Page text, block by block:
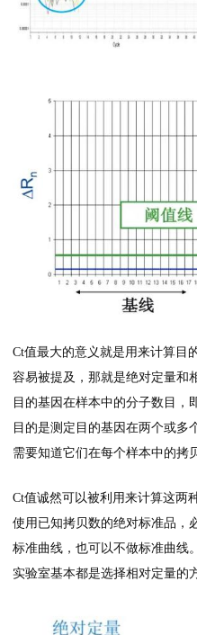
Ct值最大的意义就是用来计算目
容易被提及，那就是绝对定量和
目的基因在样本中的分子数目，
目的是测定目的基因在两个或多
需要知道它们在每个样本中的拷
Ct值诚然可以被利用来计算这两
使用已知拷贝数的绝对标准品，
标准曲线，也可以不做标准曲线
实验室基本都是选择相对定量的